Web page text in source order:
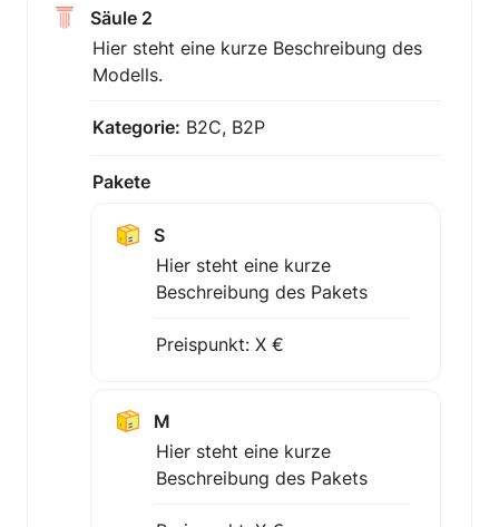
Säule 2
Hier steht eine kurze Beschreibung des
Modells.
Kategorie: B2C, B2P
Pakete
S
Hier steht eine kurze
Beschreibung des Pakets
Preispunkt: X €
M
Hier steht eine kurze
Beschreibung des Pakets